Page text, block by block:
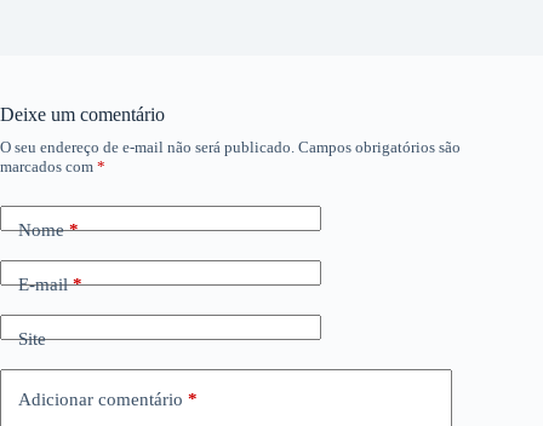
Deixe um comentário
O seu endereço de e-mail não será publicado. Campos obrigatórios são
marcados com *
Nome*
E-mail*
Site
Adicionar comentário *